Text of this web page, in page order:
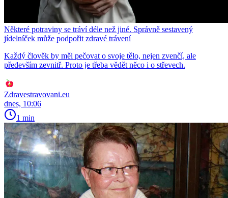
Některé potraviny se tráví déle než jiné. Správně sestavený
jídelníček může podpořit zdravé trávení
Každý člověk by měl pečovat o svoje tělo, nejen zvenčí, ale
především zevnitř. Proto je třeba vědět něco i o střevech.
Zdravestravovani.eu
dnes, 10:06
1 min